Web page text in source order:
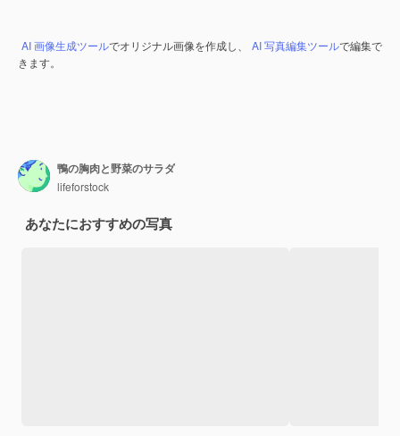
AI 画像生成ツールでオリジナル画像を作成し、 AI 写真編集ツールで編集で
きます。
鴨の胸肉と野菜のサラダ
lifeforstock
あなたにおすすめの写真